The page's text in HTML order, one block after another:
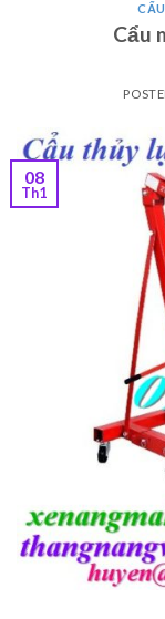
Cẩu
08
Th1